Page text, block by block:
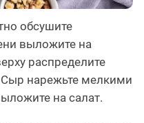
обсушите
выложите на
распределите
нарежьте мелкими
на салат.